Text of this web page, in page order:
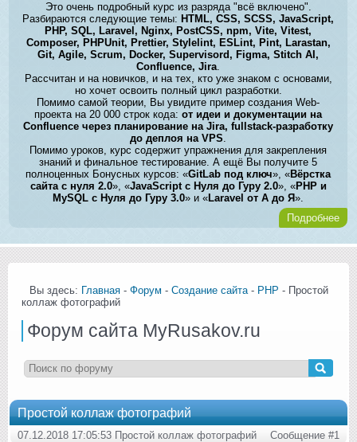
Это очень подробный курс из разряда "всё включено".
Разбираются следующие темы: HTML, CSS, SCSS, JavaScript,
PHP, SQL, Laravel, Nginx, PostCSS, npm, Vite, Vitest,
Composer, PHPUnit, Prettier, Stylelint, ESLint, Pint, Larastan,
Git, Agile, Scrum, Docker, Supervisord, Figma, Stitch AI,
Confluence, Jira.
Рассчитан и на новичков, и на тех, кто уже знаком с основами,
но хочет освоить полный цикл разработки.
Помимо самой теории, Вы увидите пример создания Web-
проекта на 20 000 строк кода:от идеи и документации на
Confluence через планирование на Jira, fullstack-разработку
до деплоя на VPS.
Помимо уроков, курс содержит упражнения для закрепления
знаний и финальное тестирование. А ещё Вы получите 5
полноценных Бонусных курсов: «GitLab под ключ», «Вёрстка
сайта с нуля 2.0», «JavaScript с Нуля до Гуру 2.0», «PHP и
MySQL с Нуля до Гуру 3.0» и «Laravel от А до Я».
Подробнее
Вы здесь: Главная - Форум - Создание сайта- PHP - Простой
коллаж фотографий
Форум сайта MyRusakov.ru
Простой коллаж фотографий
07.12.2018 17:05:53 Простой коллаж фотографий Сообщение #1